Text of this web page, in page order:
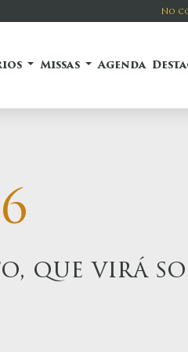
No
Missas Agenda
que virá